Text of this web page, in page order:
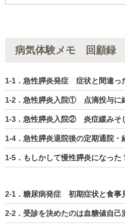
病気体験メモ 回顧録
1-1．急性膵炎発症 症状と間違っ
1-2．急性膵炎入院① 点滴投与に
1-3．急性膵炎入院② 炎症緩みそ
1-4．急性膵炎退院後の定期通院・
1-5．もしかして慢性膵炎になった
2-1．糖尿病発症 初期症状と食事
2-2．受診を決めたのは血糖値自己